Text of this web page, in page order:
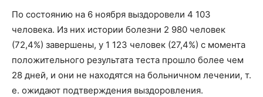
По состоянию на 6 ноября выздоровели 4 103
человека. Из них истории болезни 2 980 человек
(72,4%) завершены, у 1 123 человек (27,4%) с момента
положительного результата теста прошло более чем
28 дней, и они не находятся на больничном лечении, т.
е. ожидают подтверждения выздоровления.